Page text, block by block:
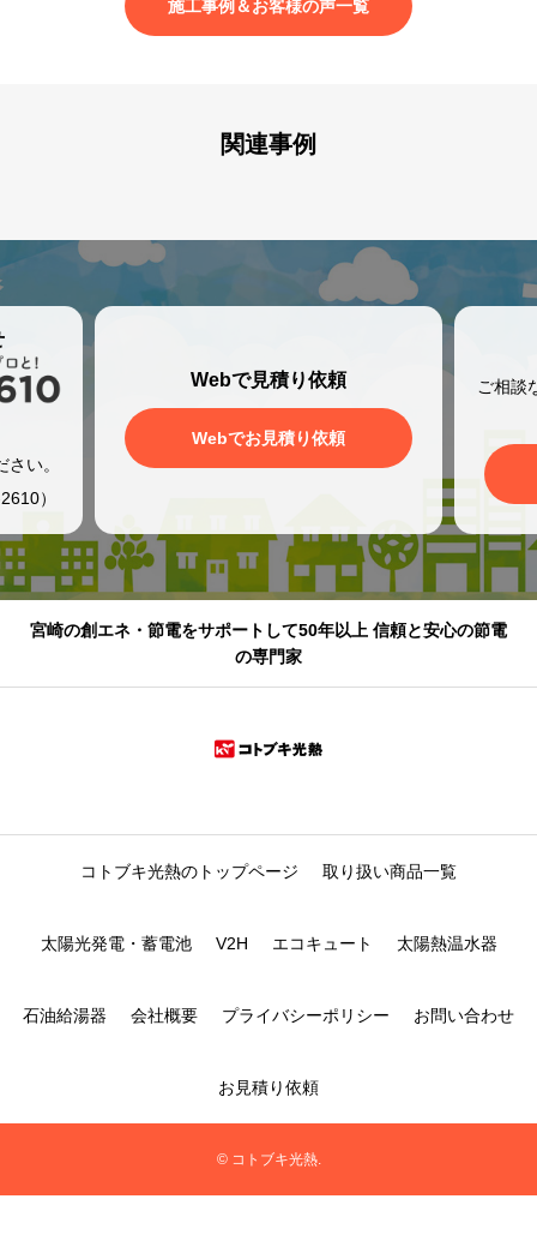
施工事例＆お客様の声一覧
関連事例
い。
）
Webで見積り依頼
Webでお見積り依頼
ご相談
宮崎の創エネ・節電をサポートして50年以上 信頼と安心の節電
の専門家
コトブキ光熱のトップページ 取り扱い商品一覧
太陽光発電・蓄電池 V2H エコキュート 太陽熱温水器
石油給湯器 会社概要 プライバシーポリシー お問い合わせ
お見積り依頼
© コトブキ光熱.